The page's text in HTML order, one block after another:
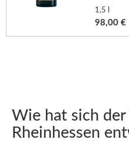
1,5 l
98,00 €
Wie hat sich
Rheinhessen